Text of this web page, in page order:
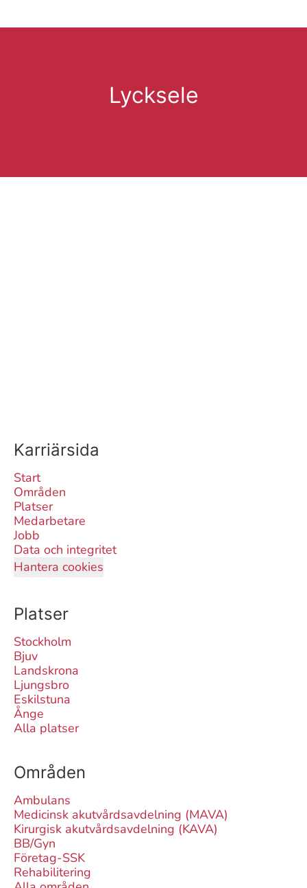
Lycksele
Karriärsida
Start
Områden
Platser
Medarbetare
Jobb
Data och integritet
Hantera cookies
Platser
Stockholm
Bjuv
Landskrona
Ljungsbro
Eskilstuna
Ånge
Alla platser
Områden
Ambulans
Medicinsk akutvårdsavdelning (MAVA)
Kirurgisk akutvårdsavdelning (KAVA)
BB/Gyn
Företag-SSK
Rehabilitering